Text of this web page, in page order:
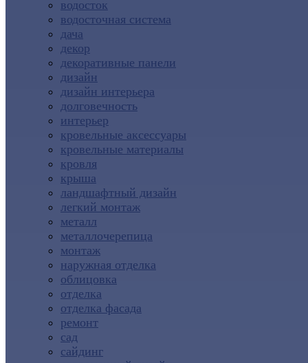
водосток
водосточная система
дача
декор
декоративные панели
дизайн
дизайн интерьера
долговечность
интерьер
кровельные аксессуары
кровельные материалы
кровля
крыша
ландшафтный дизайн
легкий монтаж
металл
металлочерепица
монтаж
наружная отделка
облицовка
отделка
отделка фасада
ремонт
сад
сайдинг